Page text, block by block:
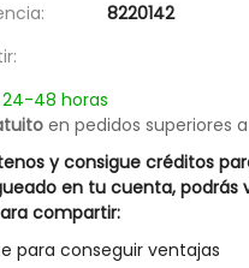
8220142
24-48 horas
en pedidos superiores a
y consigue créditos
en tu cuenta, podrás
compartir:
para conseguir ventajas